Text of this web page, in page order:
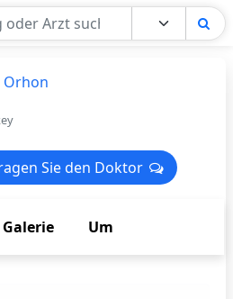
Doctor
Orhon
Sie den Doktor
Sie den Doktor
Galerie Um